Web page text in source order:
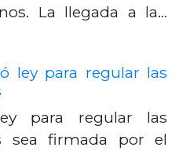
La llegada a la…
ley para regular las
para regular las
sea firmada por el